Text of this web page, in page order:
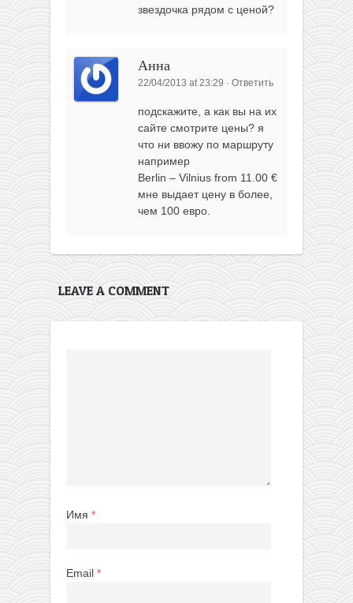
звездочка рядом с ценой?
Анна
22/04/2013 at 23:29 ·Ответить
подскажите, а как вы на их
сайте смотрите цены? я
что ни ввожу по маршруту
например
Berlin – Vilnius from 11.00 €
мне выдает цену в более,
чем 100 евро.
LEAVE A COMMENT
Имя *
Email *